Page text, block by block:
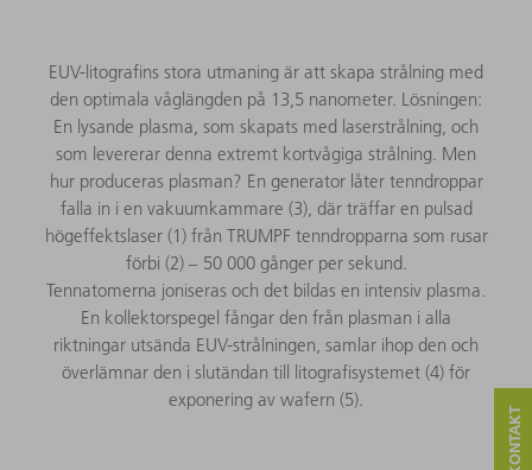
EUV-litografins stora utmaning är att skapa strålning med
den optimala våglängden på 13,5 nanometer. Lösningen:
En lysande plasma, som skapats med laserstrålning, och
som levererar denna extremt kortvågiga strålning. Men
hur produceras plasman? En generator låter tenndroppar
falla in i en vakuumkammare (3), där träffar en pulsad
högeffektslaser (1) från TRUMPF tenndropparna som rusar
förbi (2) – 50 000 gånger per sekund.
Tennatomerna joniseras och det bildas en intensiv plasma.
En kollektorspegel fångar den från plasman i alla
riktningar utsända EUV-strålningen, samlar ihop den och
överlämnar den i slutändan till litografisystemet (4) för
exponering av wafern (5).